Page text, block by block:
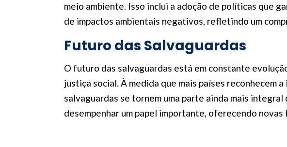
meio ambiente. Isso inclui a adoção de políticas que
de impactos ambientais negativos, refletindo um
Futuro das Salvaguardas
O futuro das salvaguardas está em constante
justiça social. À medida que mais países reconhecem
salvaguardas se tornem uma parte ainda mais
desempenhar um papel importante, oferecendo